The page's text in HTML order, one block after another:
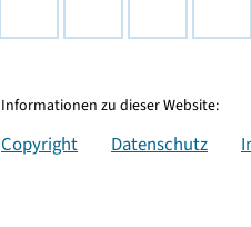
Informationen zu dieser Website:
Copyright Datenschutz